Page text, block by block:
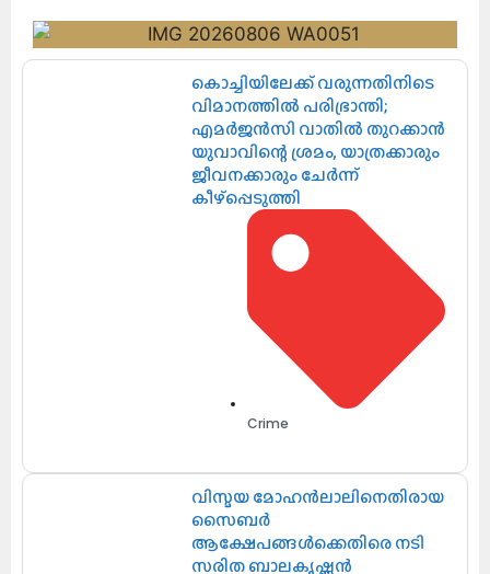
കൊച്ചിയിലേക്ക് വരുന്നതിനിടെ
വിമാനത്തിൽ പരിഭ്രാന്തി;
എമർജൻസി വാതിൽ തുറക്കാൻ
യുവാവിന്റെ ശ്രമം, യാത്രക്കാരും
ജീവനക്കാരും ചേർന്ന്
കീഴ്പ്പെടുത്തി
Crime
വിസ്മയ മോഹൻലാലിനെതിരായ
സൈബർ
ആക്ഷേപങ്ങൾക്കെതിരെ നടി
സരിത ബാലകൃഷ്ണൻ